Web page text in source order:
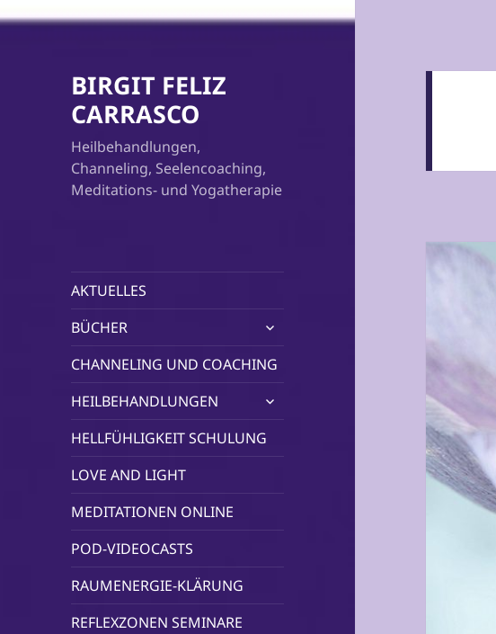
BIRGIT FELIZ
CARRASCO
Heilbehandlungen,
Channeling, Seelencoaching,
Meditations- und Yogatherapie
AKTUELLES
BÜCHER
untermenü
CHANNELING UND COACHING
HEILBEHANDLUNGEN
untermenü
HELLFÜHLIGKEIT SCHULUNG
LOVE AND LIGHT
MEDITATIONEN ONLINE
POD-VIDEOCASTS
RAUMENERGIE-KLÄRUNG
REFLEXZONEN SEMINARE